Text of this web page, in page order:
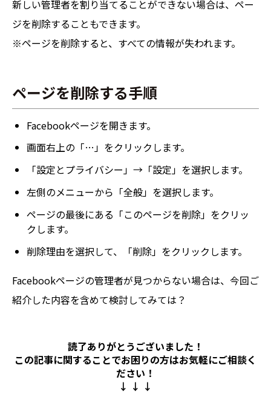
新しい管理者を割り当てることができない場合は、ペー
ジを削除することもできます。
※ページを削除すると、すべての情報が失われます。
ページを削除する手順
Facebookページを開きます。
画面右上の「…」をクリックします。
「設定とプライバシー」→「設定」を選択します。
左側のメニューから「全般」を選択します。
ページの最後にある「このページを削除」をクリッ
クします。
削除理由を選択して、「削除」をクリックします。
Facebookページの管理者が見つからない場合は、今回ご
紹介した内容を含めて検討してみては？
読了ありがとうございました！
この記事に関することでお困りの方はお気軽にご相談く
ださい！
↓ ↓ ↓